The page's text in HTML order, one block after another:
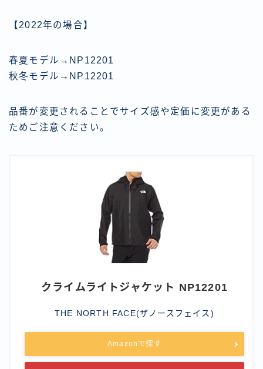
【2022年の場合】
春夏モデル→NP12201
秋冬モデル→NP12201
品番が変更されることでサイズ感や定価に変更がある
ためご注意ください。
クライムライトジャケット NP12201
THE NORTH FACE(ザノースフェイス)
Amazonで探す